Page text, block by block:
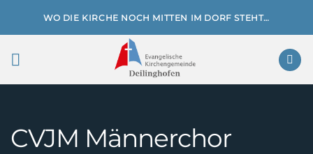
WO DIE KIRCHE NOCH MITTEN IM DORF STEHT…
CVJM Männerchor